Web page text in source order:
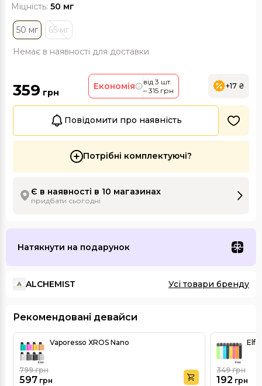
Міцність: 50 мг
50 мг 65 мг
Немає в наявності для доставки
359 грн
Економія
від 3 шт.
– 315 грн
+17 ₴
Повідомити про наявність
Потрібні комплектуючі?
Є в наявності в 10 магазинах
придбати сьогодні
Натякнути на подарунок
ALCHEMIST Усі товари бренду
Рекомендовані девайси
Vaporesso XROS Nano
597 грн
799грн
Elf
192 грн
349грн